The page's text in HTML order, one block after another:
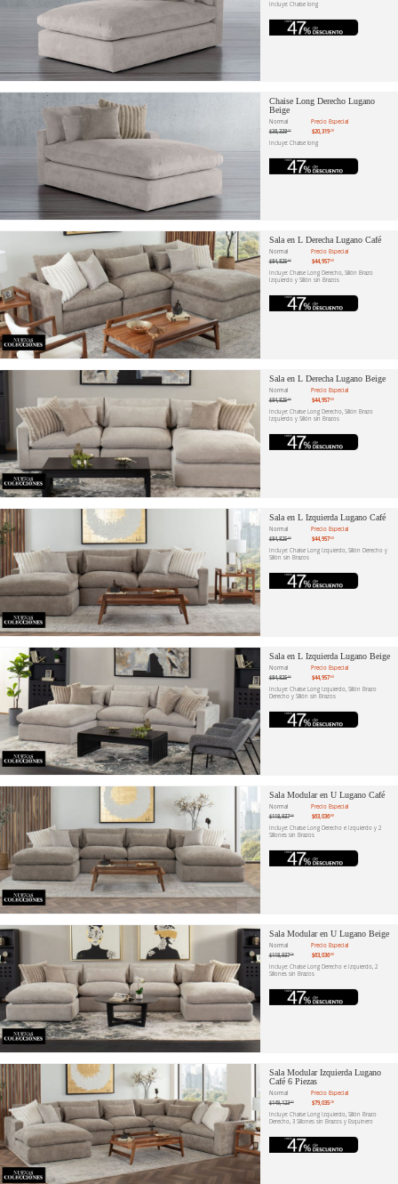
Incluye: Chaise long
Chaise Long Derecho Lugano
Beige
Normal
$38,338.11
Precio Especial
$20,319.20
Incluye: Chaise long
Sala en L Derecha Lugano Café
Normal
$84,825.66
Precio Especial
$44,957.60
Incluye: Chaise Long Derecho, Sillón Brazo
Izquierdo y Sillón sin Brazos
Sala en L Derecha Lugano Beige
Normal
$84,825.66
Precio Especial
$44,957.60
Incluye: Chaise Long Derecho, Sillón Brazo
Izquierdo y Sillón sin Brazos
Sala en L Izquierda Lugano Café
Normal
$84,825.66
Precio Especial
$44,957.60
Incluye: Chaise Long Izquierdo, Sillón Derecho y
Sillón sin Brazos
Sala en L Izquierda Lugano Beige
Normal
$84,825.66
Precio Especial
$44,957.60
Incluye: Chaise Long Izquierdo, Sillón Brazo
Derecho y Sillón sin Brazos
Sala Modular en U Lugano Café
Normal
$118,937.36
Precio Especial
$63,036.80
Incluye: Chaise Long Derecho e Izquierdo y 2
Sillones sin Brazos
Sala Modular en U Lugano Beige
Normal
$118,937.36
Precio Especial
$63,036.80
Incluye: Chaise Long Derecho e Izquierdo, 2
Sillones sin Brazos
Sala Modular Izquierda Lugano
Café 6 Piezas
Normal
$149,123.02
Precio Especial
$79,035.20
Incluye: Chaise Long Izquierdo, Sillón Brazo
Derecho, 3 Sillones sin Brazos y Esquinero